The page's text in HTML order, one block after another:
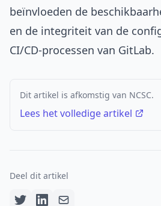
beïnvloeden de
en de integriteit van de
CI/CD-processen van GitLab.
Dit artikel is afkomstig van NCSC.
Lees het volledige artikel
Deel dit artikel